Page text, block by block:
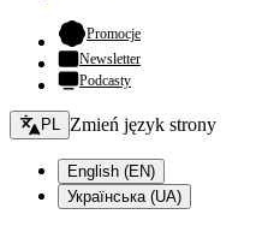
Promocje- otwiera się w nowej
Newsletter
Podcasty
Zmień język - bieżący:
PL Zmień język strony
English (EN)
Українська (UA)